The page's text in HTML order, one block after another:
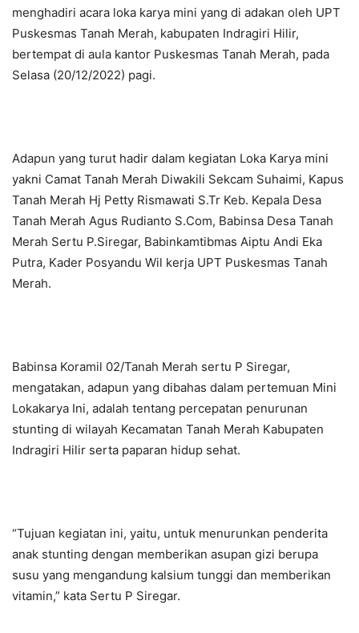
menghadiri acara loka karya mini yang di adakan oleh UPT
Puskesmas Tanah Merah, kabupaten Indragiri Hilir,
bertempat di aula kantor Puskesmas Tanah Merah, pada
Selasa (20/12/2022) pagi.
Adapun yang turut hadir dalam kegiatan Loka Karya mini
yakni Camat Tanah Merah Diwakili Sekcam Suhaimi, Kapus
Tanah Merah Hj Petty Rismawati S.Tr Keb. Kepala Desa
Tanah Merah Agus Rudianto S.Com, Babinsa Desa Tanah
Merah Sertu P.Siregar, Babinkamtibmas Aiptu Andi Eka
Putra, Kader Posyandu Wil kerja UPT Puskesmas Tanah
Merah.
Babinsa Koramil 02/Tanah Merah sertu P Siregar,
mengatakan, adapun yang dibahas dalam pertemuan Mini
Lokakarya Ini, adalah tentang percepatan penurunan
stunting di wilayah Kecamatan Tanah Merah Kabupaten
Indragiri Hilir serta paparan hidup sehat.
“Tujuan kegiatan ini, yaitu, untuk menurunkan penderita
anak stunting dengan memberikan asupan gizi berupa
susu yang mengandung kalsium tunggi dan memberikan
vitamin,” kata Sertu P Siregar.